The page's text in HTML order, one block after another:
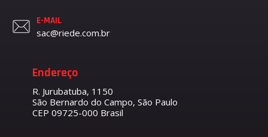
E-MAIL
sac@riede.com.br
Endereço
R. Jurubatuba, 1150
São Bernardo do Campo, São Paulo
CEP 09725-000 Brasil